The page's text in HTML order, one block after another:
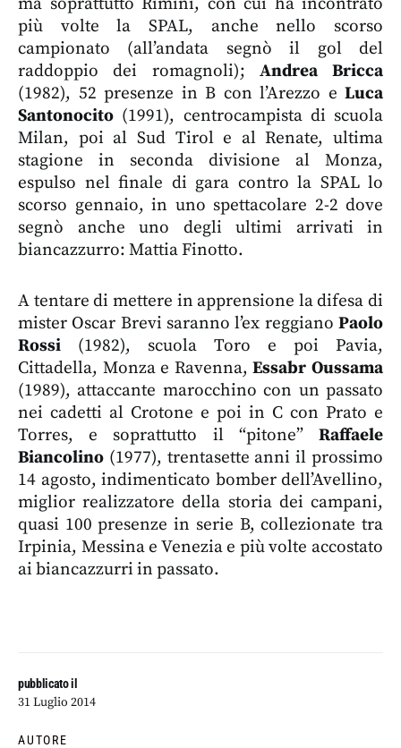
pubblicato il
31 Luglio 2014
AUTORE
più volte la SPAL, anche nello scorso
campionato (all’andata segnò il gol del
raddoppio dei romagnoli); Andrea Bricca
(1982), 52 presenze in B con l’Arezzo e Luca
Santonocito (1991), centrocampista di scuola
Milan, poi al Sud Tirol e al Renate, ultima
stagione in seconda divisione al Monza,
espulso nel finale di gara contro la SPAL lo
scorso gennaio, in uno spettacolare 2-2 dove
segnò anche uno degli ultimi arrivati in
biancazzurro: Mattia Finotto.
A tentare di mettere in apprensione la difesa di
mister Oscar Brevi saranno l’ex reggiano Paolo
Rossi (1982), scuola Toro e poi Pavia,
Cittadella, Monza e Ravenna,Essabr Oussama
(1989), attaccante marocchino con un passato
nei cadetti al Crotone e poi in C con Prato e
Torres, e soprattutto il “pitone” Raffaele
Biancolino (1977), trentasette anni il prossimo
14 agosto, indimenticato bomber dell’Avellino,
miglior realizzatore della storia dei campani,
quasi 100 presenze in serie B, collezionate tra
Irpinia, Messina e Venezia e più volte accostato
ai biancazzurri in passato.